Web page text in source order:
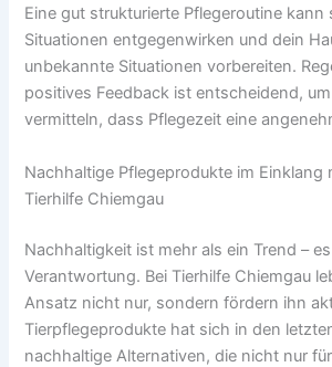
Eine gut strukturierte Pflegeroutine kann
Situationen entgegenwirken und dein
unbekannte Situationen vorbereiten.
positives Feedback ist entscheidend,
vermitteln, dass Pflegezeit eine
Nachhaltige Pflegeprodukte im Einklang
Tierhilfe Chiemgau
Nachhaltigkeit ist mehr als ein Trend –
Verantwortung. Bei Tierhilfe Chiemgau
Ansatz nicht nur, sondern fördern ihn
Tierpflegeprodukte hat sich in den
nachhaltige Alternativen, die nicht nur